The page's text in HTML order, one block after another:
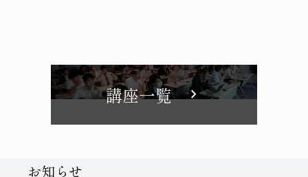
講座一覧 chevron_right
Notice
お知らせ